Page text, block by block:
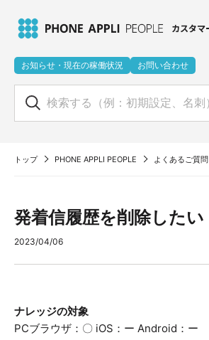
お知らせ・現在の稼働状況 お問い合わせ
トップ PHONE APPLI PEOPLE よくあるご質問
発着信履歴を削除したい
2023/04/06
ナレッジの対象
PCブラウザ：〇 iOS：ー Android：ー